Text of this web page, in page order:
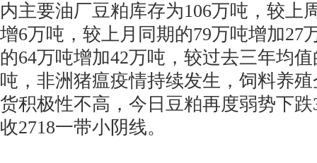
内主要油厂豆粕库存为106万吨，较上
增6万吨，较上月同期的79万吨增加27
的64万吨增加42万吨，较过去三年均
吨，非洲猪瘟疫情持续发生，饲料养
货积极性不高，今日豆粕再度弱势下
收2718一带小阴线。